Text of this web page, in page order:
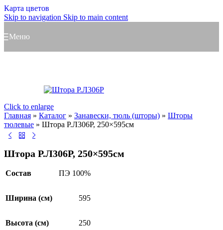
Карта цветов
Skip to navigation Skip to main content
Меню
Click to enlarge
Главная » Каталог » Занавески, тюль (шторы) » Шторы
тюлевые » Штора Р.Л306Р, 250×595см
Штора Р.Л306Р, 250×595см
Состав ПЭ 100%
Ширина (см) 595
Высота (см) 250